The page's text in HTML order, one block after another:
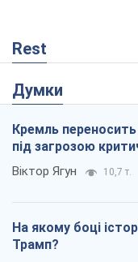
Rest
Думки
Кремль
під загрозою
Віктор Ягун 10,7 т.
На якому боці
Трамп?